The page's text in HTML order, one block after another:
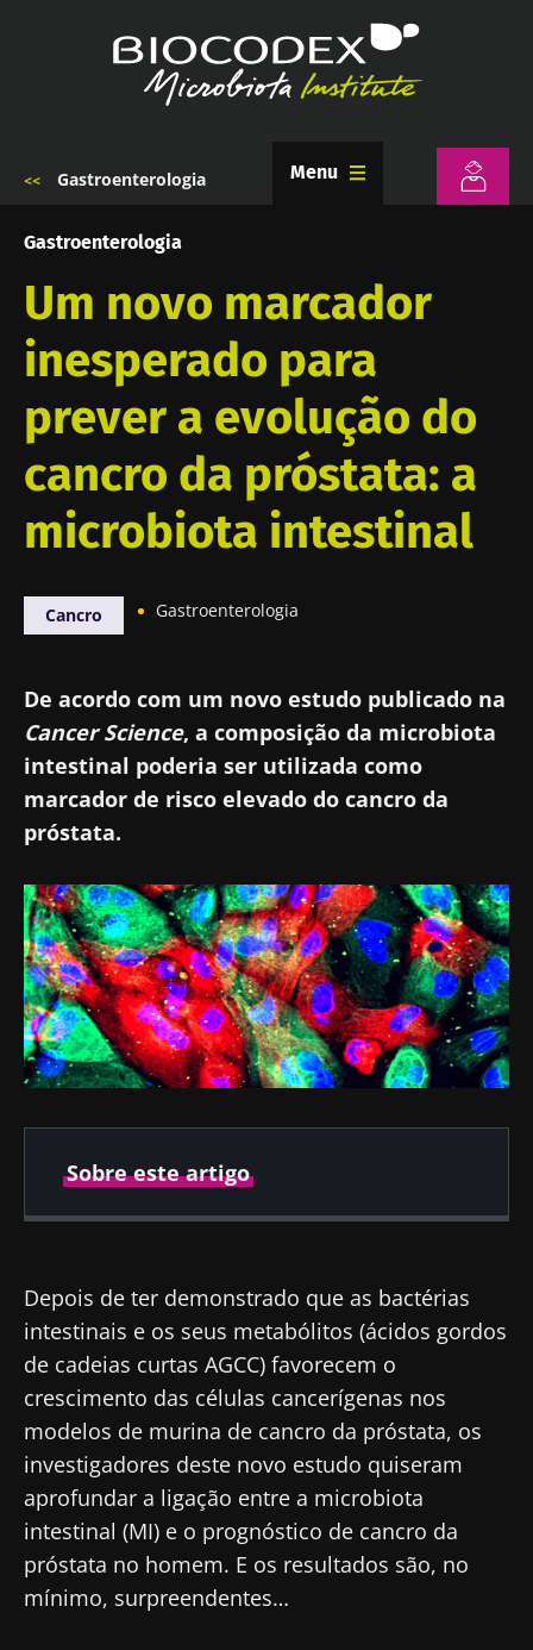
Gastroenterologia Menu
Gastroenterologia
Um novo marcador
inesperado para
prever a evolução do
cancro da próstata: a
microbiota intestinal
Cancro Gastroenterologia
De acordo com um novo estudo publicado na
Cancer Science, a composição da microbiota
intestinal poderia ser utilizada como
marcador de risco elevado do cancro da
próstata.
Sobre este artigo
Depois de ter demonstrado que as bactérias
intestinais e os seus metabólitos (ácidos gordos
de cadeias curtas AGCC) favorecem o
crescimento das células cancerígenas nos
modelos de murina de cancro da próstata, os
investigadores deste novo estudo quiseram
aprofundar a ligação entre a microbiota
intestinal (MI) e o prognóstico de cancro da
próstata no homem. E os resultados são, no
mínimo, surpreendentes…